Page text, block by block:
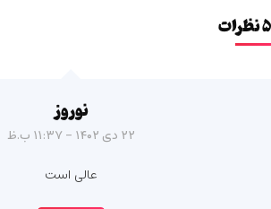
۵ نظرات
نوروز
۲۲ دی ۱۴۰۲ - ۱۱:۳۷ ب.ظ
عالی است